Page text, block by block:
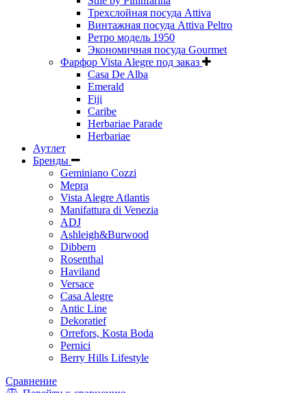
Трехслойная посуда Attiva
Винтажная посуда Attiva Peltro
Ретро модель 1950
Экономичная посуда Gourmet
Фарфор Vista Alegre под заказ
Casa De Alba
Emerald
Fiji
Caribe
Herbariae Parade
Herbariae
Аутлет
Бренды
Geminiano Cozzi
Mepra
Vista Alegre Atlantis
Manifattura di Venezia
ADJ
Ashleigh&Burwood
Dibbern
Rosenthal
Haviland
Versace
Casa Alegre
Antic Line
Dekoratief
Orrefors, Kosta Boda
Pernici
Berry Hills Lifestyle
Сравнение